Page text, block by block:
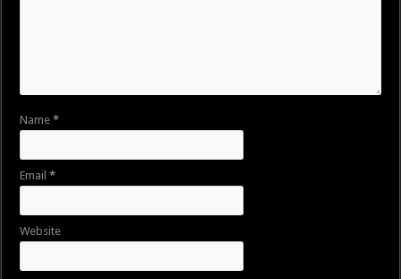
Name*
Email*
Website